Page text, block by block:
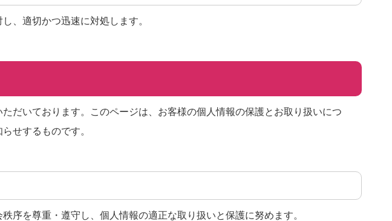
、適切かつ迅速に対処します。
だいております。このページは、お客様の個人情報の保護とお取り扱いにつ
せするものです。
序を尊重・遵守し、個人情報の適正な取り扱いと保護に努めます。